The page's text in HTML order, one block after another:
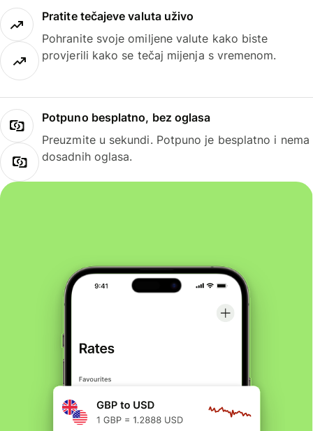
Pratite tečajeve valuta uživo
Pohranite svoje omiljene valute kako biste
provjerili kako se tečaj mijenja s vremenom.
Potpuno besplatno, bez oglasa
Preuzmite u sekundi. Potpuno je besplatno i nema
dosadnih oglasa.